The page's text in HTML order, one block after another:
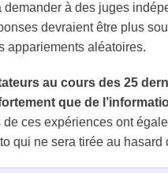
à des juges
devraient être plus
appariements aléatoires.
au cours des 25
que de
de ces expériences ont
qui ne sera tirée au hasard